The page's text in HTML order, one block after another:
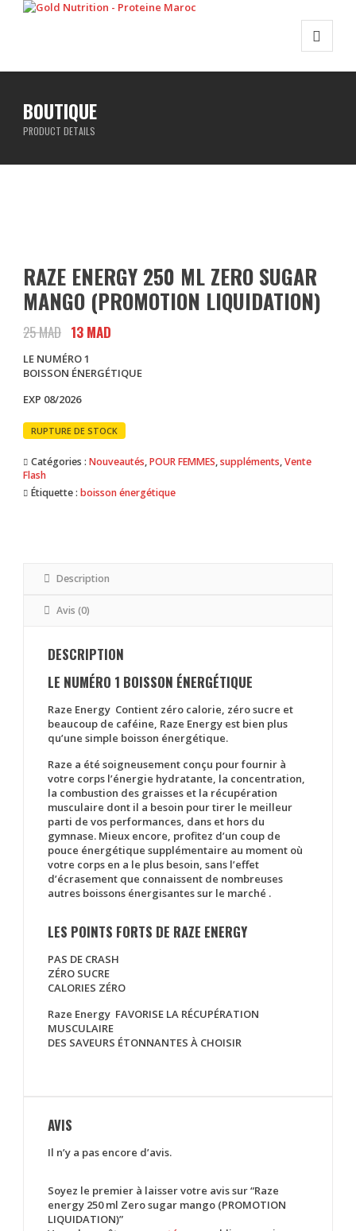
BOUTIQUE
PRODUCT DETAILS
RAZE ENERGY 250 ML ZERO SUGAR
MANGO (PROMOTION LIQUIDATION)
25MAD Le
initial
25 MAD.
13 MAD
actuel
LE NUMÉRO 1
BOISSON ÉNERGÉTIQUE
EXP 08/2026
RUPTURE DE STOCK
Catégories :Nouveautés,POUR FEMMES,suppléments,Vente
Flash
Étiquette :boisson énergétique
Description
Avis (0)
DESCRIPTION
LE NUMÉRO 1 BOISSON ÉNERGÉTIQUE
Raze Energy Contient zéro calorie, zéro sucre et
beaucoup de caféine, Raze Energy est bien plus
qu’une simple boisson énergétique.
Raze a été soigneusement conçu pour fournir à
votre corps l’énergie hydratante, la concentration,
la combustion des graisses et la récupération
musculaire dont il a besoin pour tirer le meilleur
parti de vos performances, dans et hors du
gymnase. Mieux encore, profitez d’un coup de
pouce énergétique supplémentaire au moment où
votre corps en a le plus besoin, sans l’effet
d’écrasement que connaissent de nombreuses
autres boissons énergisantes sur le marché .
LES POINTS FORTS DE RAZE ENERGY
PAS DE CRASH
ZÉRO SUCRE
CALORIES ZÉRO
Raze Energy FAVORISE LA RÉCUPÉRATION
MUSCULAIRE
DES SAVEURS ÉTONNANTES À CHOISIR
AVIS
Il n’y a pas encore d’avis.
Soyez le premier à laisser votre avis sur “Raze
energy 250 ml Zero sugar mango (PROMOTION
LIQUIDATION)”